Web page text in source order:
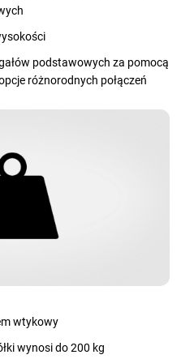
podstawowych za pomocą
różnorodnych połączeń
wtykowy
wynosi do 200 kg